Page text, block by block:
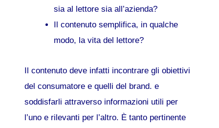
sia al lettore sia all’azienda?
Il contenuto semplifica, in qualche
modo, la vita del lettore?
Il contenuto deve infatti incontrare gli obiettivi
del consumatore e quelli del brand. e
soddisfarli attraverso informazioni utili per
l’uno e rilevanti per l’altro. È tanto pertinente